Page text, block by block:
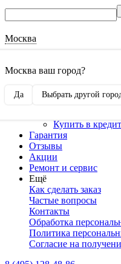
Москва
Москва ваш город?
Да Выбрать другой
Наши реквизиты
Оптовикам
Сотрудничество
Купить в кредит
Гарантия
Отзывы
Акции
Ремонт и сервис
Ещё
Как сделать заказ
Частые вопросы
Контакты
Обработка
Политика
Согласие на